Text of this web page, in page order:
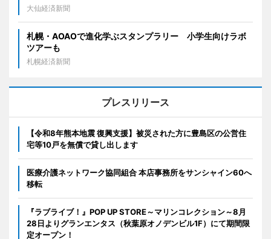
大仙経済新聞
札幌・AOAOで進化学ぶスタンプラリー 小学生向けラボ
ツアーも
札幌経済新聞
プレスリリース
【令和8年熊本地震 復興支援】被災された方に豊島区の公営住
宅等10戸を無償で貸し出します
医療介護ネットワーク協同組合 本店事務所をサンシャイン60へ
移転
『ラブライブ！』POP UP STORE～マリンコレクション～8月
28日よりグランエンタス（秋葉原オノデンビル1F）にて期間限
定オープン！